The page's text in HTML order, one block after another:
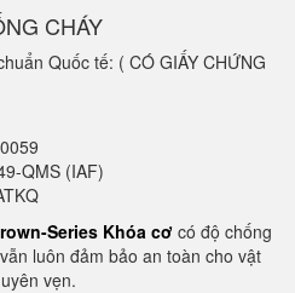
CHÁY
Quốc tế: ( CÓ GIẤY CHỨNG
QMS (IAF)
Series Khóa cơ có độ chống
luôn đảm bảo an toàn cho vật
vẹn.